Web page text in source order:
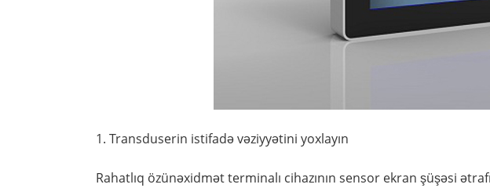
1. Transduserin istifadə vəziyyətini yoxlayın
Rahatlıq özünəxidmət terminalı cihazının sensor ekran şüşəsi